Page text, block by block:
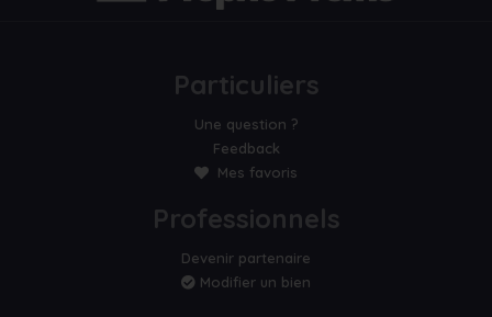
Particuliers
Une question ?
Feedback
Mes favoris
Professionnels
Devenir partenaire
Modifier un bien